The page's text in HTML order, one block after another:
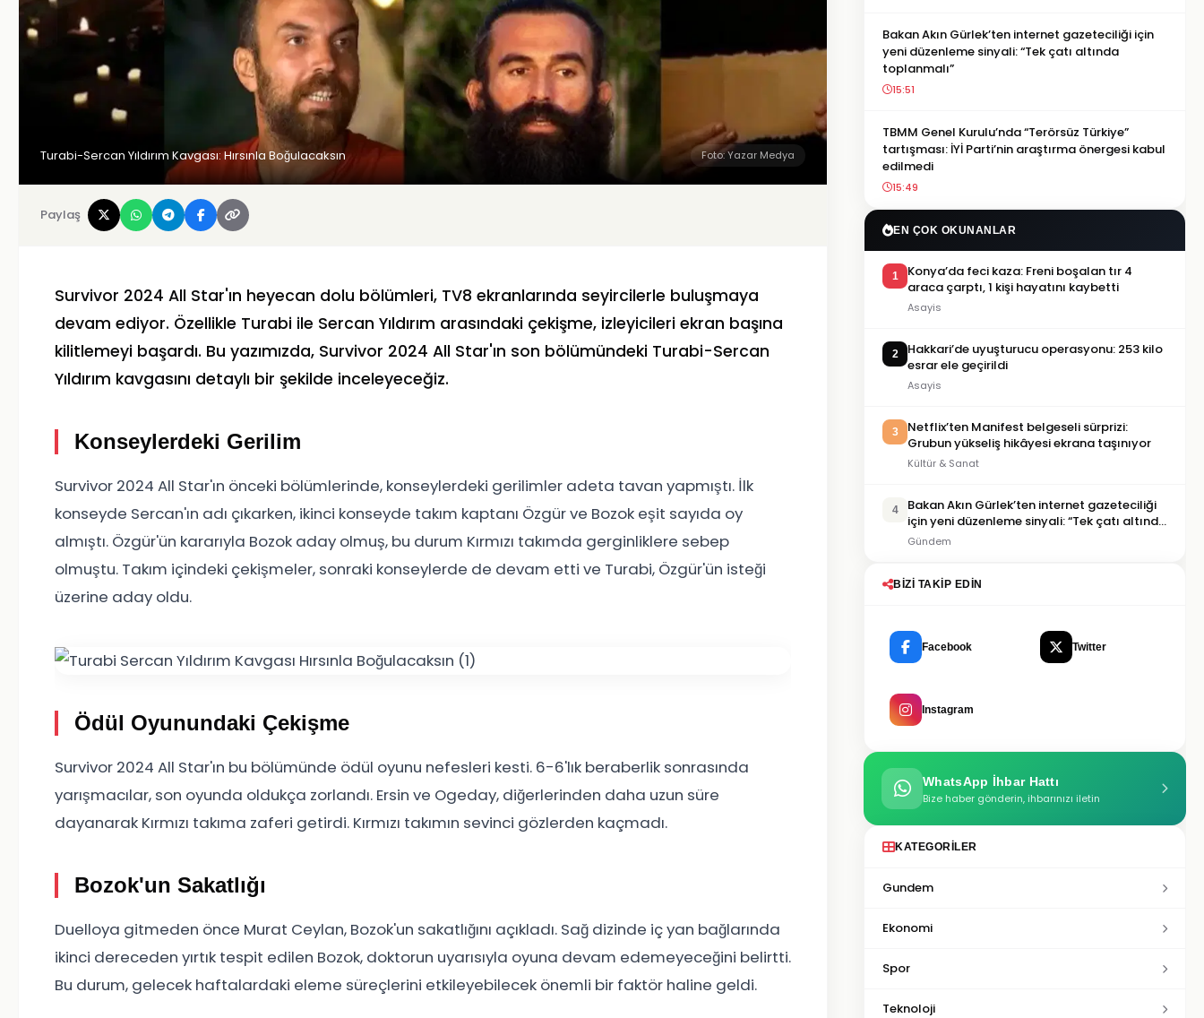
Turabi-Sercan Yıldırım Kavgası: Hırsınla Boğulacaksın Foto: Yazar Medya
Paylaş
Survivor 2024 All Star'ın heyecan dolu bölümleri, TV8 ekranlarında seyircilerle buluşmaya
devam ediyor. Özellikle Turabi ile Sercan Yıldırım arasındaki çekişme, izleyicileri ekran başına
kilitlemeyi başardı. Bu yazımızda, Survivor 2024 All Star'ın son bölümündeki Turabi-Sercan
Yıldırım kavgasını detaylı bir şekilde inceleyeceğiz.
Konseylerdeki Gerilim
Survivor 2024 All Star'ın önceki bölümlerinde, konseylerdeki gerilimler adeta tavan yapmıştı. İlk
konseyde Sercan'ın adı çıkarken, ikinci konseyde takım kaptanı Özgür ve Bozok eşit sayıda oy
almıştı. Özgür'ün kararıyla Bozok aday olmuş, bu durum Kırmızı takımda gerginliklere sebep
olmuştu. Takım içindeki çekişmeler, sonraki konseylerde de devam etti ve Turabi, Özgür'ün isteği
üzerine aday oldu.
Ödül Oyunundaki Çekişme
Survivor 2024 All Star'ın bu bölümünde ödül oyunu nefesleri kesti. 6-6'lık beraberlik sonrasında
yarışmacılar, son oyunda oldukça zorlandı. Ersin ve Ogeday, diğerlerinden daha uzun süre
dayanarak Kırmızı takıma zaferi getirdi. Kırmızı takımın sevinci gözlerden kaçmadı.
Bozok'un Sakatlığı
Duelloya gitmeden önce Murat Ceylan, Bozok'un sakatlığını açıkladı. Sağ dizinde iç yan bağlarında
ikinci dereceden yırtık tespit edilen Bozok, doktorun uyarısıyla oyuna devam edemeyeceğini belirtti.
Bu durum, gelecek haftalardaki eleme süreçlerini etkileyebilecek önemli bir faktör haline geldi.
Bakan Akın Gürlek’ten internet gazeteciliği için
yeni düzenleme sinyali: “Tek çatı altında
toplanmalı”
15:51
TBMM Genel Kurulu’nda “Terörsüz Türkiye”
tartışması: İYİ Parti’nin araştırma önergesi kabul
edilmedi
15:49
EN ÇOK OKUNANLAR
1
Konya’da feci kaza: Freni boşalan tır 4
araca çarptı, 1 kişi hayatını kaybetti
Asayis
2
Hakkari’de uyuşturucu operasyonu: 253 kilo
esrar ele geçirildi
Asayis
3
Netflix’ten Manifest belgeseli sürprizi:
Grubun yükseliş hikâyesi ekrana taşınıyor
Kültür & Sanat
4
Bakan Akın Gürlek’ten internet gazeteciliği
için yeni düzenleme sinyali: “Tek çatı altında
toplanmalı”
Gündem
BIZI TAKIP EDIN
Facebook Twitter
Instagram
WhatsApp İhbar Hattı
Bize haber gönderin, ihbarınızı iletin
KATEGORILER
Gundem
Ekonomi
Spor
Teknoloji